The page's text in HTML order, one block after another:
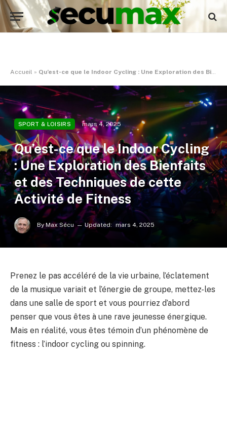
Accueil » Qu’est-ce que le Indoor Cycling : Une Exploration des Bienfaits et des Techniques de cette Activité de Fitness
SPORT & LOISIRS mars 4, 2025
Qu’est-ce que le Indoor Cycling
: Une Exploration des Bienfaits
et des Techniques de cette
Activité de Fitness
By Max Sécu Updated: mars 4, 2025
Prenez le pas accéléré de la vie urbaine, l’éclatement
de la musique variait et l’énergie de groupe, mettez-les
dans une salle de sport et vous pourriez d’abord
penser que vous êtes à une rave jeunesse énergique.
Mais en réalité, vous êtes témoin d’un phénomène de
fitness : l’indoor cycling ou spinning.